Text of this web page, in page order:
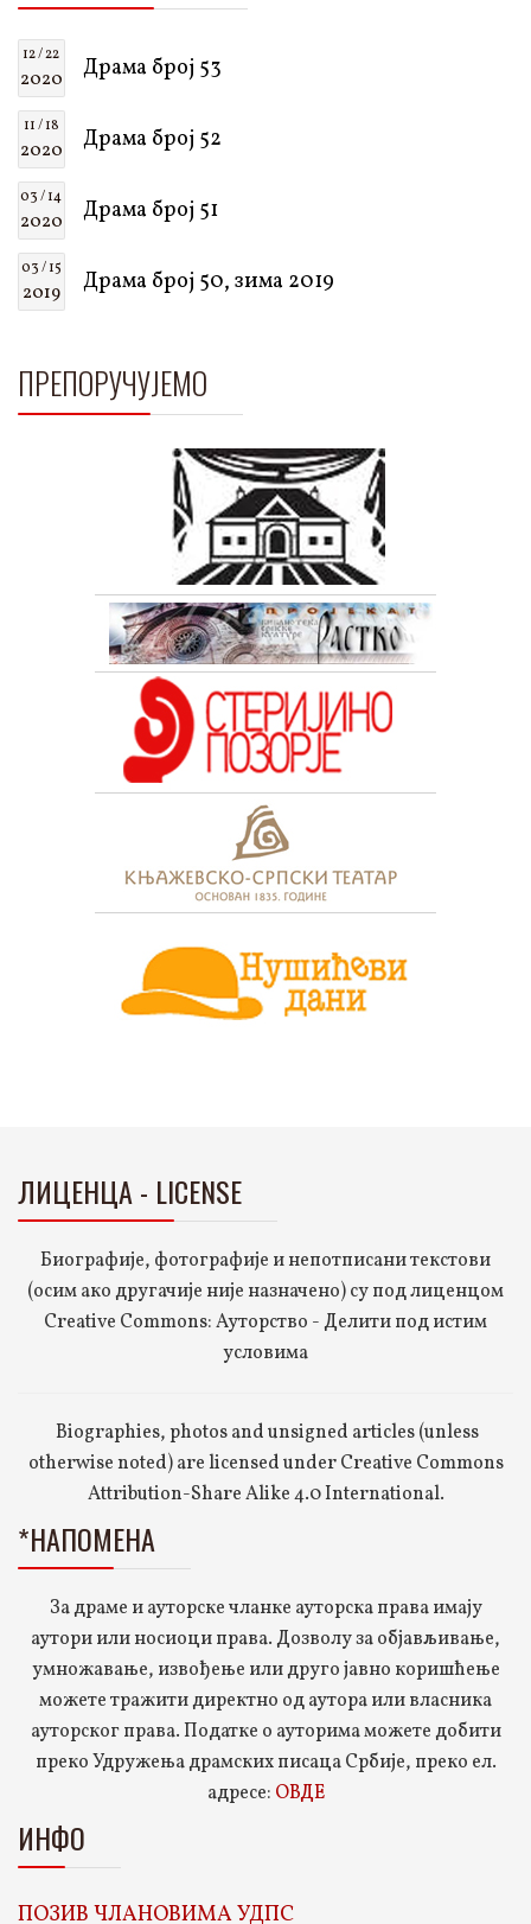
12 / 22
2020 Драма број 53
11 / 18
2020 Драма број 52
03 / 14
2020 Драма број 51
03 / 15
2019 Драма број 50, зима 2019
ПРЕПОРУЧУЈЕМО
ЛИЦЕНЦА - LICENSE
Биографије, фотографије и непотписани текстови
(осим ако другачије није назначено) су под лиценцом
Creative Commons: Ауторство - Делити под истим
условима
Biographies, photos and unsigned articles (unless
otherwise noted) are licensed under Creative Commons
Attribution-Share Alike 4.0 International.
*НАПОМЕНА
За драме и ауторске чланке ауторска права имају
аутори или носиоци права. Дозволу за објављивање,
умножавање, извођење или друго јавно коришћење
можете тражити директно од аутора или власника
ауторског права. Податке о ауторима можете добити
преко Удружења драмских писаца Србије, преко ел.
адресе: ОВДЕ
ИНФО
ПОЗИВ ЧЛАНОВИМА УДПС